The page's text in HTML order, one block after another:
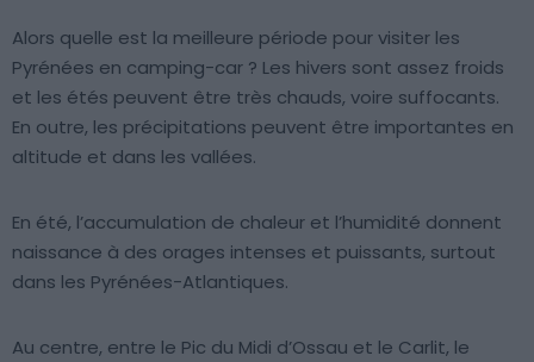
Alors quelle est la meilleure période pour visiter les
Pyrénées en camping-car ? Les hivers sont assez froids
et les étés peuvent être très chauds, voire suffocants.
En outre, les précipitations peuvent être importantes en
altitude et dans les vallées.
En été, l’accumulation de chaleur et l’humidité donnent
naissance à des orages intenses et puissants, surtout
dans les Pyrénées-Atlantiques.
Au centre, entre le Pic du Midi d’Ossau et le Carlit, le